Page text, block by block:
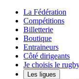
La Fédération
Compétitions
Billetterie
Boutique
Entraineurs
Côté dirigeants
Je choisis le
Les ligues